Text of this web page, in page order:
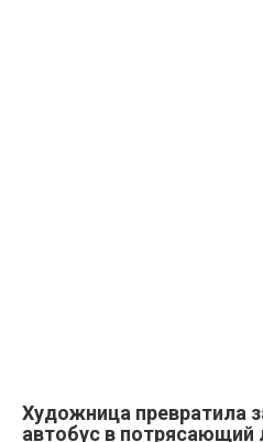
Художница превратила
автобус в